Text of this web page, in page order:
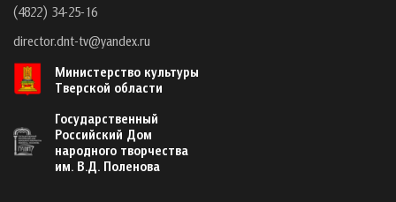
(4822) 34-25-16
director.dnt-tv@yandex.ru
Министерство культуры
Тверской области
Государственный
Российский Дом
народного творчества
им. В.Д. Поленова